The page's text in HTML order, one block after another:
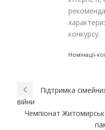
конкурсу.
Номінації-
Підтримка
війни
Чемпіонат